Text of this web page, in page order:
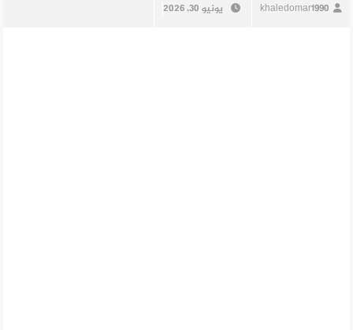
khaledomar1990 يونيو 30, 2026